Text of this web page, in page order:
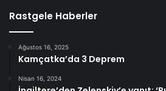
Rastgele Haberler
Ağustos 16, 2025
Kamçatka’da 3 Deprem
Nisan 16, 2024